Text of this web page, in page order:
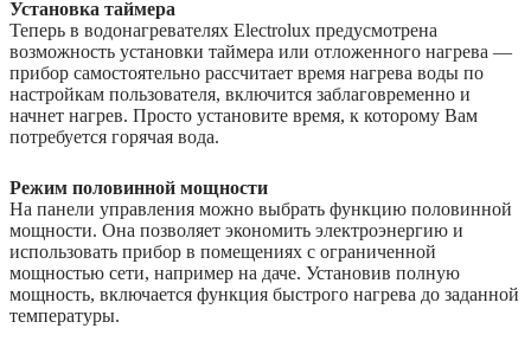
Установка таймера
Теперь в водонагревателях Electrolux предусмотрена
возможность установки таймера или отложенного нагрева —
прибор самостоятельно рассчитает время нагрева воды по
настройкам пользователя, включится заблаговременно и
начнет нагрев. Просто установите время, к которому Вам
потребуется горячая вода.
Режим половинной мощности
На панели управления можно выбрать функцию половинной
мощности. Она позволяет экономить электроэнергию и
использовать прибор в помещениях с ограниченной
мощностью сети, например на даче. Установив полную
мощность, включается функция быстрого нагрева до заданной
температуры.